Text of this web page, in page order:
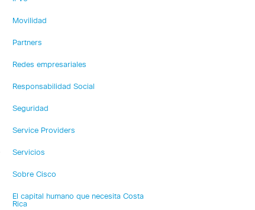
Movilidad
Partners
Redes empresariales
Responsabilidad Social
Seguridad
Service Providers
Servicios
Sobre Cisco
El capital humano que necesita Costa
Rica